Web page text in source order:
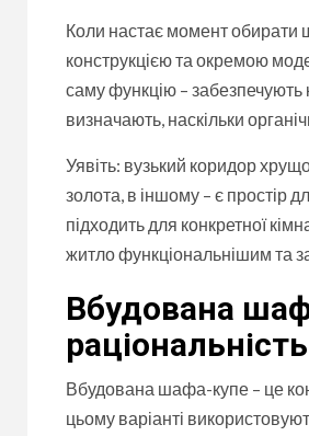
Коли настає момент обирати
конструкцією та окремою
саму функцію –
визначають, наскільки
Уявіть: вузький коридор
золота, в іншому – є простір
підходить для конкретної
житло функціональнішим та
Вбудована
раціональність
Вбудована шафа-купе – це
цьому варіанті